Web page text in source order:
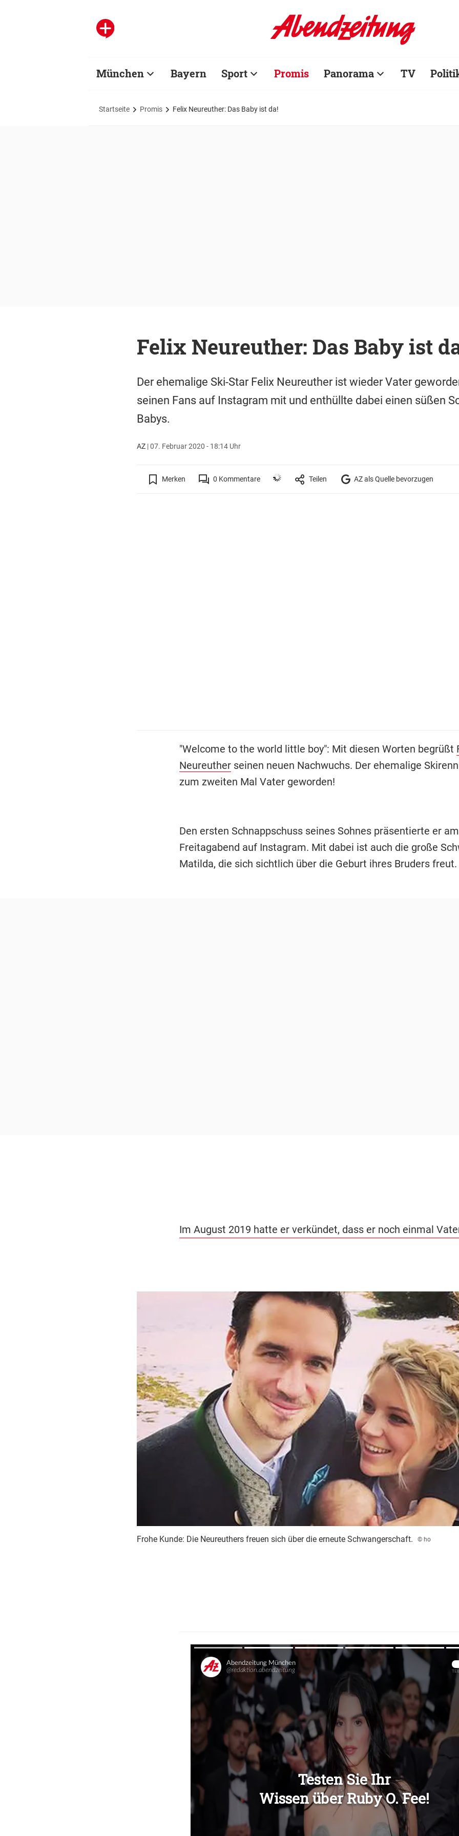
München Bayern Sport Promis Panorama TV
Startseite Promis Felix Neureuther: Das Baby ist da!
Felix Neureuther: Das Baby ist
Der ehemalige Ski-Star Felix Neureuther ist wieder Vater
seinen Fans auf Instagram mit und enthüllte dabei einen süßen
Babys.
AZ|07. Februar 2020 - 18:14 Uhr
Merken 0 Kommentare Teilen AZ als Quelle bevorzugen
"Welcome to the world little boy": Mit diesen Worten begrüßt
Neureutherseinen neuen Nachwuchs. Der ehemalige
zum zweiten Mal Vater geworden!
Den ersten Schnappschuss seines Sohnes präsentierte er am
Freitagabend auf Instagram. Mit dabei ist auch die große
Matilda, die sich sichtlich über die Geburt ihres Bruders freut.
Im August 2019 hatte er verkündet, dass er noch einmal
Frohe Kunde: Die Neureuthers freuen sich über die erneute Schwangerschaft. © ho